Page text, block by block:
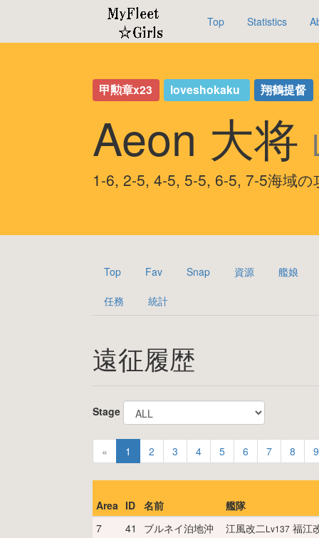
Top Statistics
甲勲章x23 loveshokaku 翔鶴提督
Aeon 大将
1-6, 2-5, 4-5, 5-5, 6-5, 7-5海域の
Top Fav Snap 資源 艦娘
任務 統計
遠征履歴
Stage
« 1 2 3 4 5 6 7 8 9
Area ID 名前
艦隊
7
41
ブルネイ泊地沖
江風改二Lv137 福江